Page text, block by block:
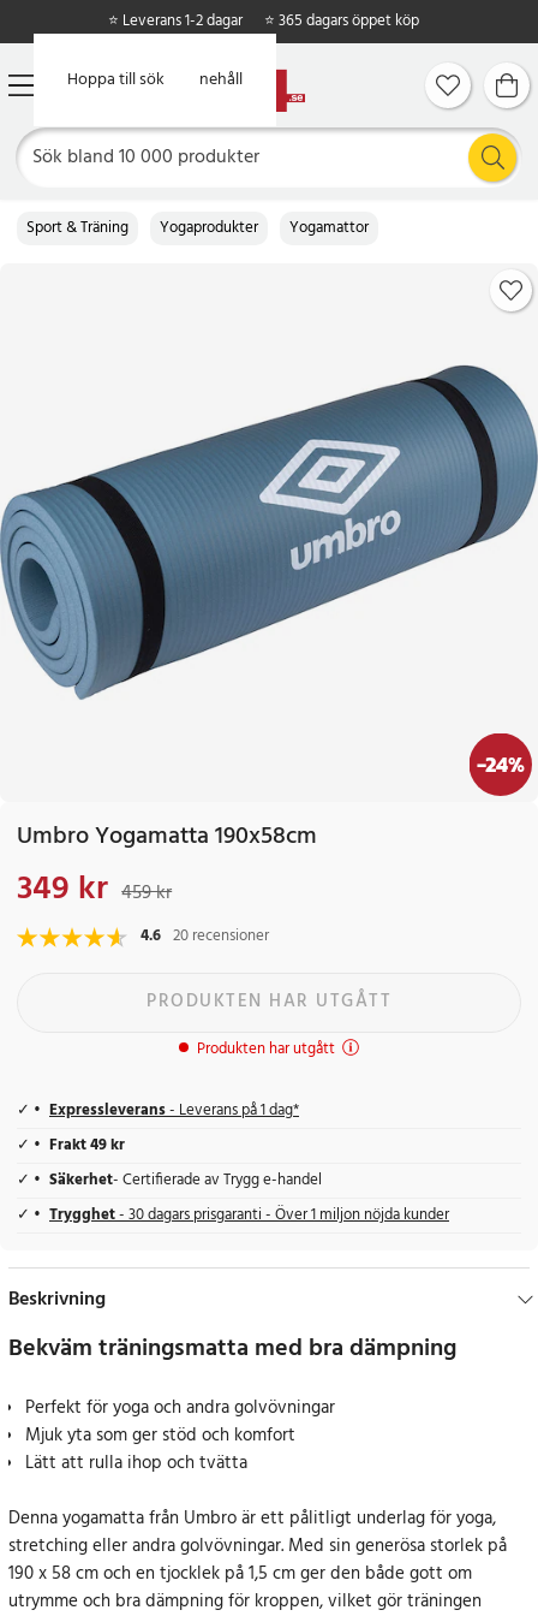
Hoppa till huvudinnehåll
Hoppa till sök
⭐ Leverans 1-2 dagar ⭐ 365 dagars öppet köp
Sport & Träning Yogaprodukter Yogamattor
-24%
Umbro Yogamatta 190x58cm
Nuvarande pris
349 kr 459 kr
4.6 20 recensioner
PRODUKTEN HAR UTGÅTT
Produkten har utgått
Expressleverans- Leverans på 1 dag*
Frakt 49 kr
Säkerhet- Certifierade av Trygg e-handel
Trygghet- 30 dagars prisgaranti - Över 1 miljon nöjda kunder
Beskrivning
Bekväm träningsmatta med bra dämpning
Perfekt för yoga och andra golvövningar
Mjuk yta som ger stöd och komfort
Lätt att rulla ihop och tvätta
Denna yogamatta från Umbro är ett pålitligt underlag för yoga,
stretching eller andra golvövningar. Med sin generösa storlek på
190 x 58 cm och en tjocklek på 1,5 cm ger den både gott om
utrymme och bra dämpning för kroppen, vilket gör träningen